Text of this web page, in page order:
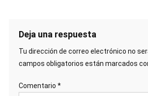
Deja una respuesta
Tu dirección de correo electrónico no
campos obligatorios están marcados
Comentario *